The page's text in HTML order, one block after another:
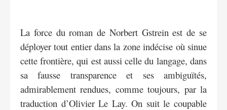
La force du roman de Norbert Gstrein est de se
déployer tout entier dans la zone indécise où sinue
cette frontière, qui est aussi celle du langage, dans
sa fausse transparence et ses ambiguïtés,
admirablement rendues, comme toujours, par la
traduction d’Olivier Le Lay. On suit le coupable